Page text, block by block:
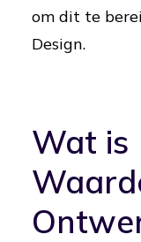
om dit te
Design.
Wat is